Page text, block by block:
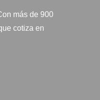
más de 900
cotiza en